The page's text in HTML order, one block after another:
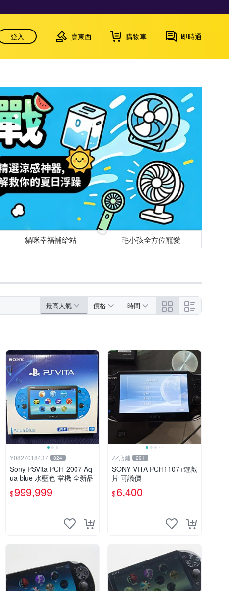
登入 賣東西 購物車 即時通
貓咪幸福補給站 毛小孩全方位寵愛
最高人氣 價格 時間
Y0827018437 824
Sony PSVita PCH-2007 Aq
ua blue 水藍色 掌機 全新品
$999,999
ZZ店鋪 291
SONY VITA PCH1107+遊戲
片 可議價
$6,400